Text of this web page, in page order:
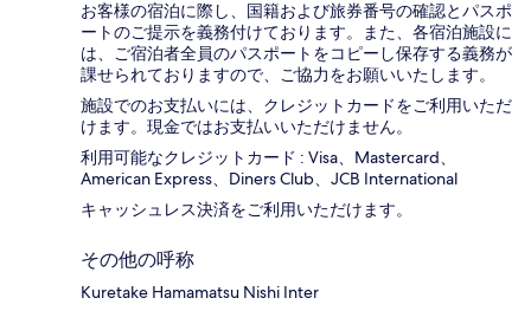
お客様の宿泊に際し、国籍および旅券番号の確認とパスポ
ートのご提示を義務付け​ております。また、各宿泊施設に
は、ご宿泊者全員のパスポートをコピーし保存する義務が
課せられておりますの​で、ご協力をお願いいたします。
施設でのお支払いには、クレジットカードをご利用いただ
けます。現金ではお支払いいただけません。
利用可能なクレジットカード : Visa、Mastercard、
American Express、Diners Club、JCB International
キャッシュレス決済をご利用いただけます。
その他の呼称
Kuretake Hamamatsu Nishi Inter